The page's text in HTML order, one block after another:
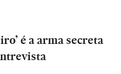
é a arma secreta